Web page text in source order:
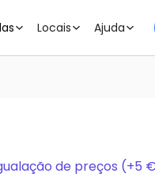
Locais Ajuda
de preços (+5